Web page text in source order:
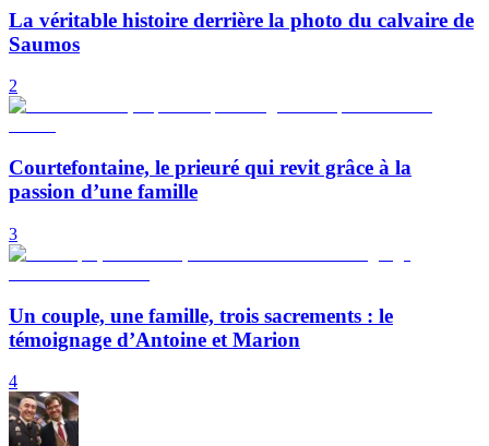
La véritable histoire derrière la photo du calvaire de
Saumos
2
Courtefontaine, le prieuré qui revit grâce à la
passion d’une famille
3
Un couple, une famille, trois sacrements : le
témoignage d’Antoine et Marion
4